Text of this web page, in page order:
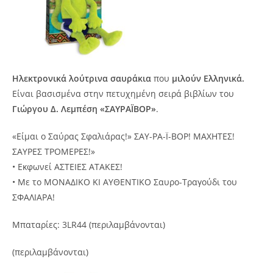
Ηλεκτρονικά λούτρινα σαυράκια που μιλούν Ελληνικά.
Είναι βασισμένα στην πετυχημένη σειρά βιβλίων του
Γιώργου Δ. Λεμπέση «ΣΑΥΡΑΪΒΟΡ».
«Είμαι ο Σαύρας Σφαλιάρας!» ΣΑΥ-ΡΑ-Ϊ-ΒΟΡ! ΜΑΧΗΤΕΣ!
ΣΑΥΡΕΣ ΤΡΟΜΕΡΕΣ!»
• Εκφωνεί ΑΣΤΕΙΕΣ ΑΤΑΚΕΣ!
• Με το ΜΟΝΑΔΙΚΟ ΚΙ ΑΥΘΕΝΤΙΚΟ Σαυρο-Τραγούδι του
ΣΦΑΛΙΑΡΑ!
Μπαταρίες: 3LR44 (περιλαμβάνονται)
(περιλαμβάνονται)